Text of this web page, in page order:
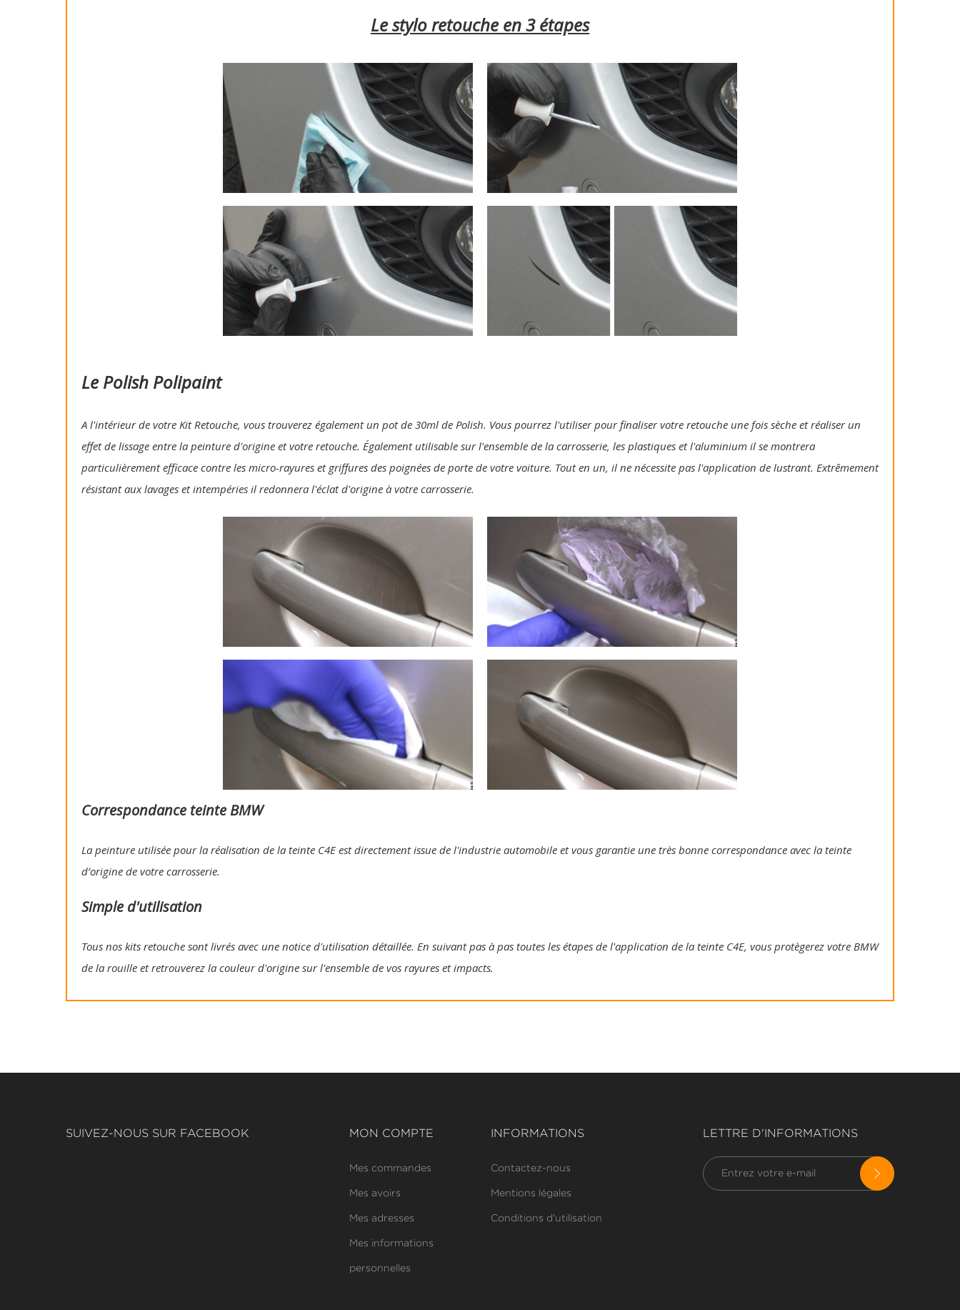
Le stylo retouche en 3 étapes
Le Polish Polipaint
A l'intérieur de votre Kit Retouche, vous trouverez également un pot de 30ml de Polish. Vous pourrez l'utiliser pour finaliser votre retouche une fois sèche et réaliser un
effet de lissage entre la peinture d'origine et votre retouche. Également utilisable sur l'ensemble de la carrosserie, les plastiques et l'aluminium il se montrera
particulièrement efficace contre les micro-rayures et griffures des poignées de porte de votre voiture. Tout en un, il ne nécessite pas l'application de lustrant. Extrêmement
résistant aux lavages et intempéries il redonnera l'éclat d'origine à votre carrosserie.
Correspondance teinte BMW
La peinture utilisée pour la réalisation de la teinte C4E est directement issue de l'industrie automobile et vous garantie une très bonne correspondance avec la teinte
d’origine de votre carrosserie.
Simple d'utilisation
Tous nos kits retouche sont livrés avec une notice d'utilisation détaillée. En suivant pas à pas toutes les étapes de l'application de la teinte C4E, vous protègerez votre BMW
de la rouille et retrouverez la couleur d'origine sur l'ensemble de vos rayures et impacts.
SUIVEZ-NOUS SUR FACEBOOK MON COMPTE
Mes commandes
Mes avoirs
Mes adresses
Mes informations
personnelles
INFORMATIONS
Contactez-nous
Mentions légales
Conditions d'utilisation
LETTRE D'INFORMATIONS